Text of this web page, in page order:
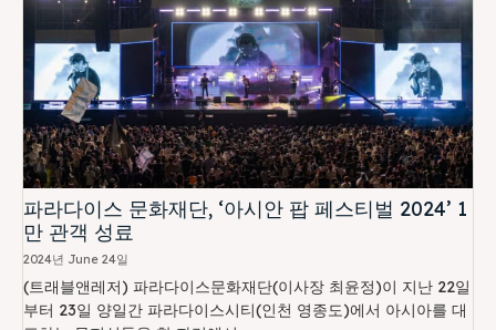
파라다이스 문화재단, ‘아시안 팝 페스티벌 2024’ 1
만 관객 성료
2024년 June 24일
(트래블앤레저) 파라다이스문화재단(이사장 최윤정)이 지난 22일
부터 23일 양일간 파라다이스시티(인천 영종도)에서 아시아를 대